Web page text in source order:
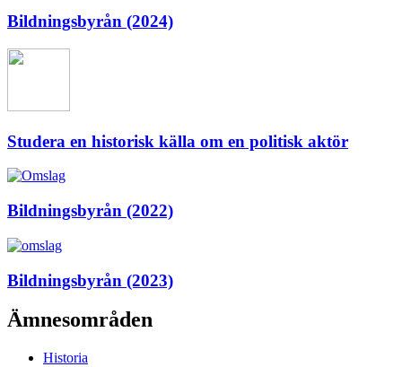
Bildningsbyrån (2024)
Studera en historisk källa om en politisk aktör
Bildningsbyrån (2022)
Bildningsbyrån (2023)
Ämnesområden
Historia